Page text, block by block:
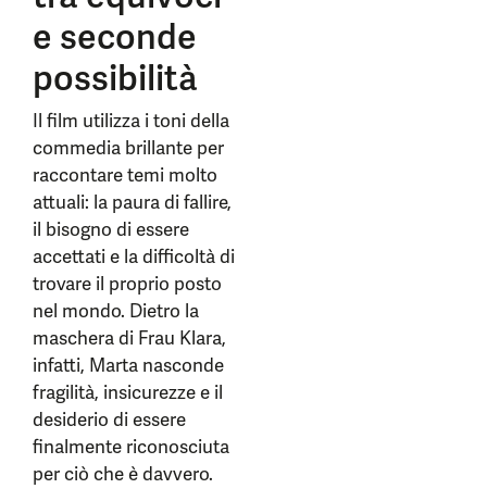
e seconde
possibilità
Il film utilizza i toni della
commedia brillante per
raccontare temi molto
attuali: la paura di fallire,
il bisogno di essere
accettati e la difficoltà di
trovare il proprio posto
nel mondo. Dietro la
maschera di Frau Klara,
infatti, Marta nasconde
fragilità, insicurezze e il
desiderio di essere
finalmente riconosciuta
per ciò che è davvero.